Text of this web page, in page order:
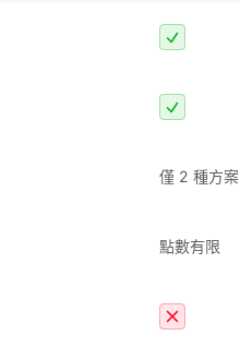
僅 2 種方案
點數有限